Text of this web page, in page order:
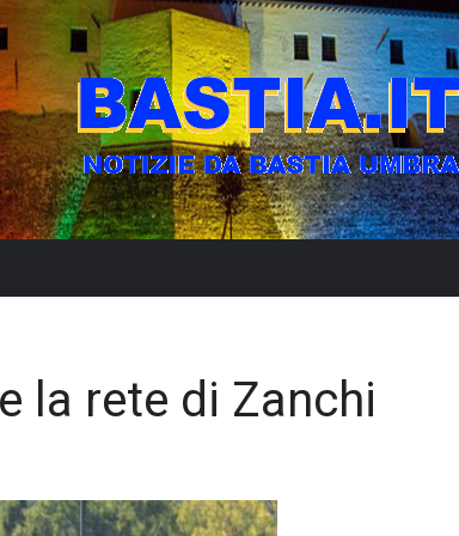
la rete di Zanchi